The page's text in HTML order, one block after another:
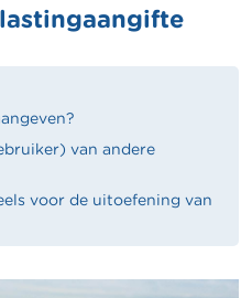
van andere
voor de uitoefening van